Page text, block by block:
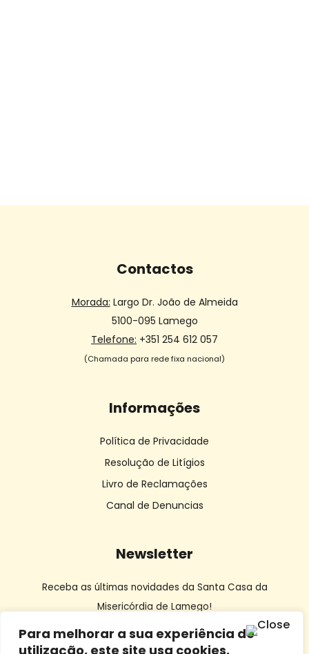
Para melhorar a sua experiência de
utilização, este site usa cookies.
Contactos
Morada: Largo Dr. João de Almeida
5100-095 Lamego
Telefone: +351 254 612 057
(Chamada para rede fixa nacional)
Informações
Política de Privacidade
Resolução de Litígios
Livro de Reclamações
Canal de Denuncias
Newsletter
Receba as últimas novidades da Santa Casa da
Misericórdia de Lamego!